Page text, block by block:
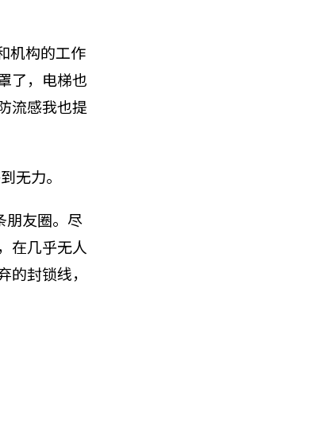
机构的工作
了，电梯也
流感我也提
无力。
朋友圈。尽
在几乎无人
封锁线，